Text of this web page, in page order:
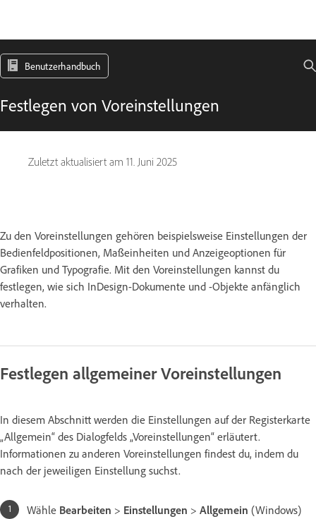
Benutzerhandbuch
Festlegen von Voreinstellungen
Zuletzt aktualisiert am 11. Juni 2025
Zu den Voreinstellungen gehören beispielsweise Einstellungen der
Bedienfeldpositionen, Maßeinheiten und Anzeigeoptionen für
Grafiken und Typografie. Mit den Voreinstellungen kannst du
festlegen, wie sich InDesign-Dokumente und -Objekte anfänglich
verhalten.
Festlegen allgemeiner Voreinstellungen
In diesem Abschnitt werden die Einstellungen auf der Registerkarte
„Allgemein“ des Dialogfelds „Voreinstellungen“ erläutert.
Informationen zu anderen Voreinstellungen findest du, indem du
nach der jeweiligen Einstellung suchst.
Wähle Bearbeiten > Einstellungen > Allgemein (Windows)